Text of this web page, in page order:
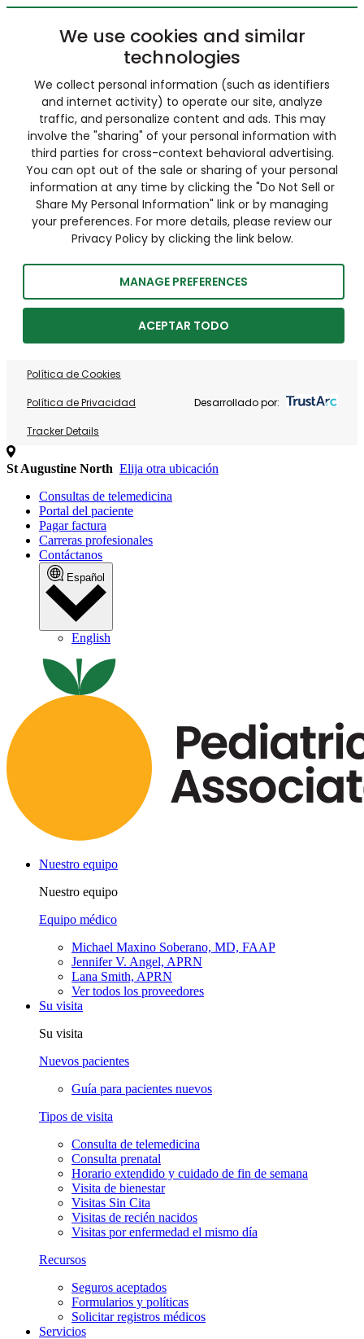
We use cookies and similar
technologies
We collect personal information (such as identifiers
and internet activity) to operate our site, analyze
traffic, and personalize content and ads. This may
involve the "sharing" of your personal information with
third parties for cross-context behavioral advertising.
You can opt out of the sale or sharing of your personal
information at any time by clicking the "Do Not Sell or
Share My Personal Information" link or by managing
your preferences. For more details, please review our
Privacy Policy by clicking the link below.
MANAGE PREFERENCES
ACEPTAR TODO
Política de Cookies
Política de Privacidad
Tracker Details
Desarrollado por:
St Augustine North Elija otra ubicación
Consultas de telemedicina
Portal del paciente
Pagar factura
Carreras profesionales
Contáctanos
Español
English
Nuestro equipo
Nuestro equipo
Equipo médico
Michael Maxino Soberano, MD, FAAP
Jennifer V. Angel, APRN
Lana Smith, APRN
Ver todos los proveedores
Su visita
Su visita
Nuevos pacientes
Guía para pacientes nuevos
Tipos de visita
Consulta de telemedicina
Consulta prenatal
Horario extendido y cuidado de fin de semana
Visita de bienestar
Visitas Sin Cita
Visitas de recién nacidos
Visitas por enfermedad el mismo día
Recursos
Seguros aceptados
Formularios y políticas
Solicitar registros médicos
Servicios